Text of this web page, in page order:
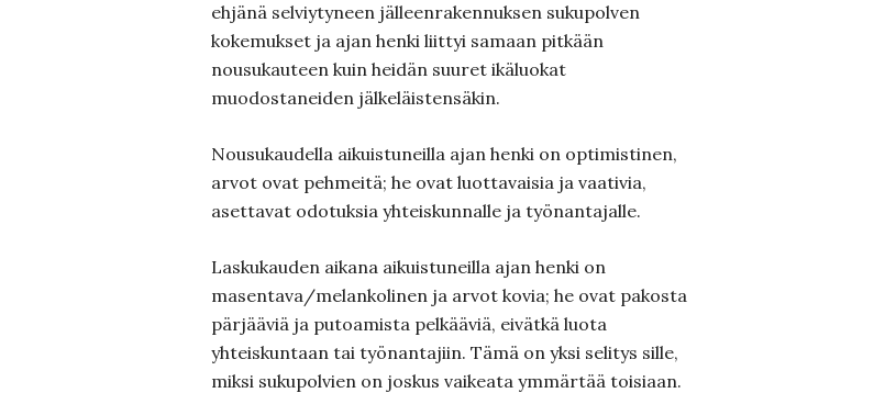
ehjänä selviytyneen jälleenrakennuksen sukupolven
kokemukset ja ajan henki liittyi samaan pitkään
nousukauteen kuin heidän suuret ikäluokat
muodostaneiden jälkeläistensäkin.
Nousukaudella aikuistuneilla ajan henki on optimistinen,
arvot ovat pehmeitä; he ovat luottavaisia ja vaativia,
asettavat odotuksia yhteiskunnalle ja työnantajalle.
Laskukauden aikana aikuistuneilla ajan henki on
masentava/melankolinen ja arvot kovia; he ovat pakosta
pärjääviä ja putoamista pelkääviä, eivätkä luota
yhteiskuntaan tai työnantajiin. Tämä on yksi selitys sille,
miksi sukupolvien on joskus vaikeata ymmärtää toisiaan.